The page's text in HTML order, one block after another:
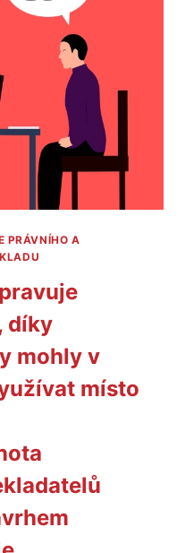
PRÁVNÍHO A
díky
mohly v
místo